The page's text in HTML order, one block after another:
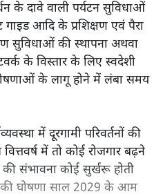
के दावे वाली पर्यटन सुविधाओं
आदि के प्रशिक्षण एवं पैरा
सुविधाओं की स्थापना अथवा
के विस्तार के लिए स्वदेशी
के लागू होने में लंबा समय
में दूरगामी परिवर्तनों की
में तो कोई रोजगार बढ़ने
संभावना कोई सुर्खरू होती
की घोषणा साल 2029 के आम